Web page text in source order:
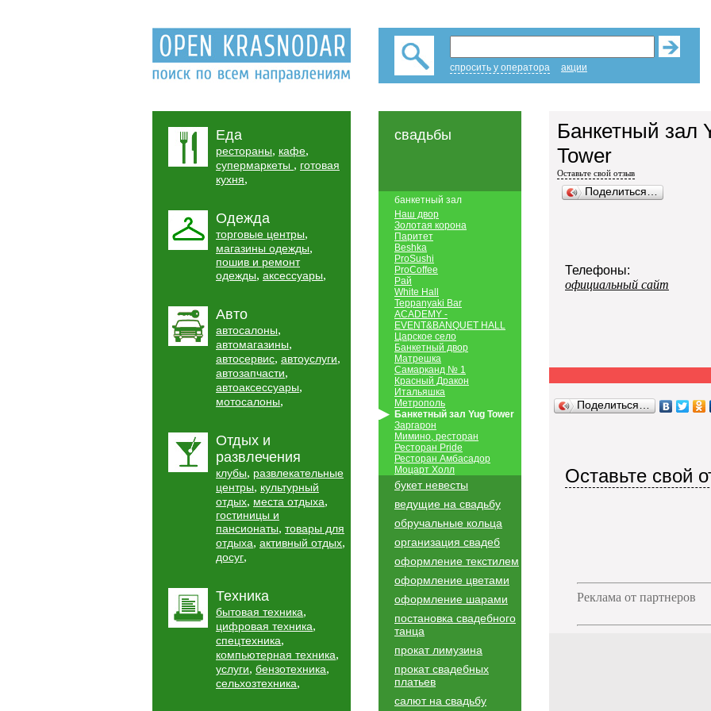
спросить у оператора акции
Еда
рестораны, кафе,
супермаркеты , готовая
кухня,
Одежда
торговые центры,
магазины одежды,
пошив и ремонт
одежды, аксессуары,
Авто
автосалоны,
автомагазины,
автосервис, автоуслуги,
автозапчасти,
автоаксессуары,
мотосалоны,
Отдых и
развлечения
клубы, развлекательные
центры, культурный
отдых, места отдыха,
гостиницы и
пансионаты, товары для
отдыха, активный отдых,
досуг,
Техника
бытовая техника,
цифровая техника,
спецтехника,
компьютерная техника,
услуги, бензотехника,
сельхозтехника,
свадьбы
банкетный зал
Наш двор
Золотая корона
Паритет
Beshka
ProSushi
ProCoffee
Рай
White Hall
Teppanyaki Bar
ACADEMY -
EVENT&BANQUET HALL
Царское село
Банкетный двор
Матрешка
Самарканд № 1
Красный Дракон
Итальяшка
Метрополь
Банкетный зал Yug Tower
Заргарон
Мимино, ресторан
Ресторан Pride
Ресторан Амбасадор
Моцарт Холл
букет невесты
ведущие на свадьбу
обручальные кольца
организация свадеб
оформление текстилем
оформление цветами
оформление шарами
постановка свадебного
танца
прокат лимузина
прокат свадебных
платьев
салют на свадьбу
Банкетный зал
Tower
Оставьте свой отзыв
Поделиться…
Телефоны:
официальный сайт
Поделиться…
Оставьте свой
Реклама от партнеров